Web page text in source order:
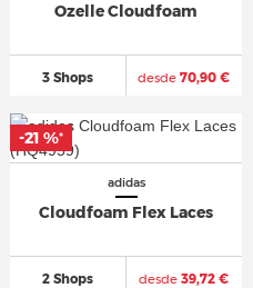
Ozelle Cloudfoam
3 Shops desde 70,90 €
adidas
Cloudfoam Flex Laces
2 Shops desde 39,72 €
-21 %*